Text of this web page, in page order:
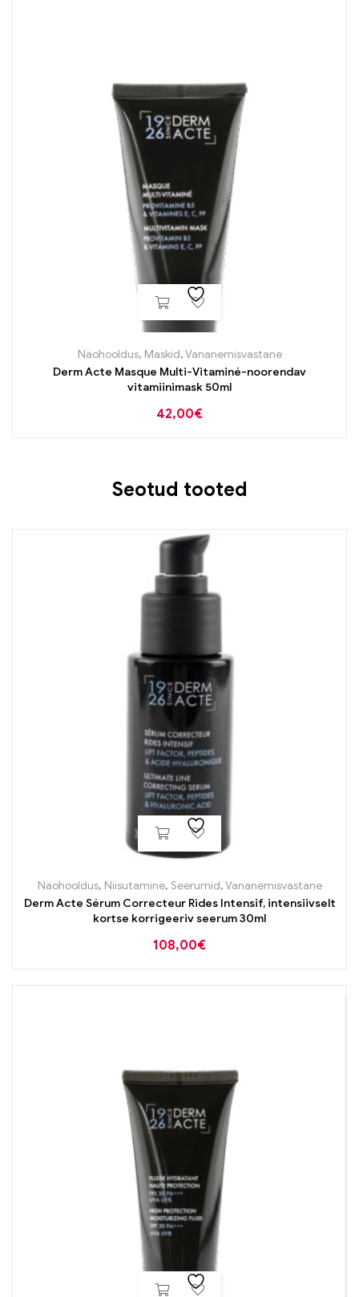
Näohooldus, Maskid,Vananemisvastane
Derm Acte Masque Multi-Vitaminé-noorendav
vitamiinimask 50ml
42,00€
Seotud tooted
Näohooldus, Niisutamine, Seerumid,Vananemisvastane
Derm Acte Sérum Correcteur Rides Intensif, intensiivselt
kortse korrigeeriv seerum 30ml
108,00€